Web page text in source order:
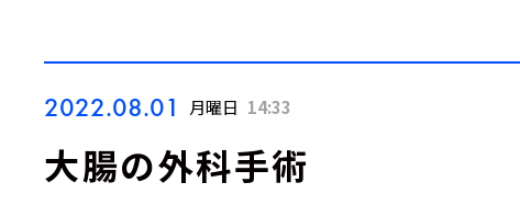
Podcast
2022.08.01 月曜日 14:33
大腸の外科手術